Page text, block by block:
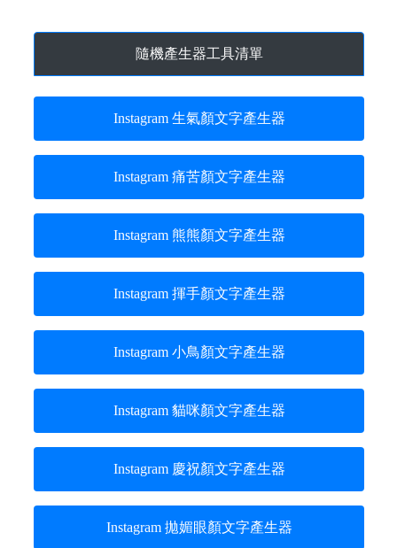
隨機產生器工具清單
Instagram 生氣顏文字產生器
Instagram 痛苦顏文字產生器
Instagram 熊熊顏文字產生器
Instagram 揮手顏文字產生器
Instagram 小鳥顏文字產生器
Instagram 貓咪顏文字產生器
Instagram 慶祝顏文字產生器
Instagram 拋媚眼顏文字產生器